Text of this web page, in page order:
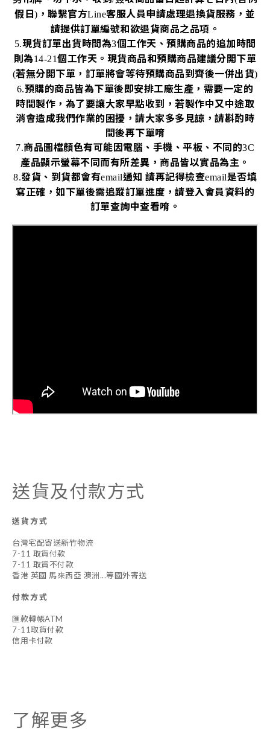
假日) ，聯繫官方Line客服人員申請處理退換貨服務，並
請提供訂單編號和欲退貨商品之品項。
5.現貨訂單出貨時間為3個工作天、預購商品的追加時間
則為14-21個工作天。現貨商品和預購商品建議分開下單
(若無分開下單，訂單將會等待預購商品到齊後一併出貨)
6.預購的商品皆為下單後即安排工廠生產，需要一定的
時間製作，為了要讓大家早點收到，若製作中又中途取
消會造成我們作業的困擾，請大家多多見諒，請斟酌時
間後再下單唷
7.商品圖檔顏色有可能因電腦、手機、平板、不同的3C
產品顯示螢幕不同而有所差異，商品皆以實品為主。
8.發貨、到貨都會有email通知 請再記得檢查email是否填
寫正確，如下單後需追蹤訂單進度，請登入會員資料的
訂單查詢中查看唷。
送貨及付款方式
送貨方式
台灣宅配寄送新竹物流
7-11 取貨付款
7-11 取貨不付款
香港 英國 馬來西亞 澳洲...等國外寄送
付款方式
匯款轉帳ATM
7-11取貨付款
信用卡付款
了解更多